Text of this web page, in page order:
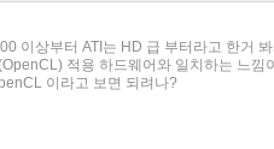
이상부터 ATI는 HD 급 부터라고 한거
적용 하드웨어와 일치하는 느낌
이라고 보면 되려나?